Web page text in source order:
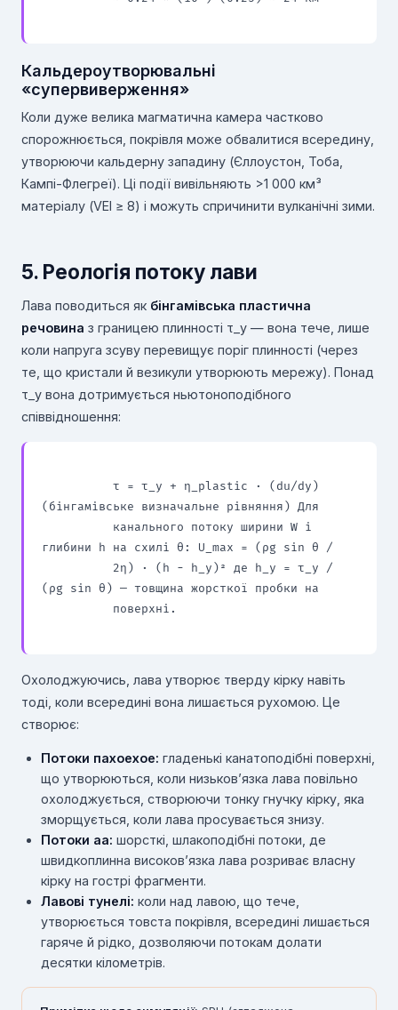
Кальдероутворювальні
«супервиверження»
Коли дуже велика магматична камера частково
спорожнюється, покрівля може обвалитися всередину,
утворюючи кальдерну западину (Єллоустон, Тоба,
Кампі-Флегреї). Ці події вивільняють >1 000 км³
матеріалу (VEI ≥ 8) і можуть спричинити вулканічні зими.
5. Реологія потоку лави
Лава поводиться як бінгамівська пластична
речовина з границею плинності τ_y — вона тече, лише
коли напруга зсуву перевищує поріг плинності (через
те, що кристали й везикули утворюють мережу). Понад
τ_y вона дотримується ньютоноподібного
співвідношення:
(бінгамівське визначальне рівняння) Для
глибини h на схилі θ: U_max = (ρg sin θ /
(ρg sin θ) — товщина жорсткої пробки на
Охолоджуючись, лава утворює тверду кірку навіть
тоді, коли всередині вона лишається рухомою. Це
створює:
Потоки пахоехое: гладенькі канатоподібні поверхні,
що утворюються, коли низьков’язка лава повільно
охолоджується, створюючи тонку гнучку кірку, яка
зморщується, коли лава просувається знизу.
Потоки аа: шорсткі, шлакоподібні потоки, де
швидкоплинна високов’язка лава розриває власну
кірку на гострі фрагменти.
Лавові тунелі: коли над лавою, що тече,
утворюється товста покрівля, всередині лишається
гаряче й рідко, дозволяючи потокам долати
десятки кілометрів.